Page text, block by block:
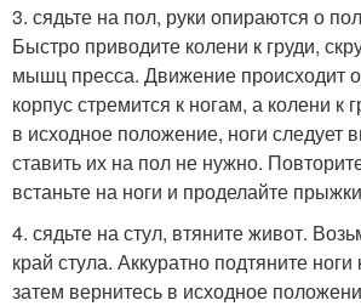
3. сядьте на пол, руки опираются о
Быстро приводите колени к груди,
мышц пресса. Движение происходит
корпус стремится к ногам, а колени к
в исходное положение, ноги следует
ставить их на пол не нужно.
встаньте на ноги и проделайте
4. сядьте на стул, втяните живот.
край стула. Аккуратно подтяните
затем вернитесь в исходное